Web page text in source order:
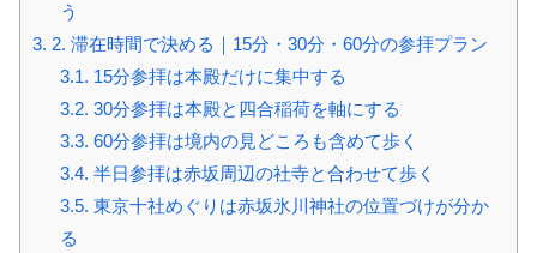
う
3. 2. 滞在時間で決める｜15分・30分・60分の参拝プラン
3.1. 15分参拝は本殿だけに集中する
3.2. 30分参拝は本殿と四合稲荷を軸にする
3.3. 60分参拝は境内の見どころも含めて歩く
3.4. 半日参拝は赤坂周辺の社寺と合わせて歩く
3.5. 東京十社めぐりは赤坂氷川神社の位置づけが分か
る